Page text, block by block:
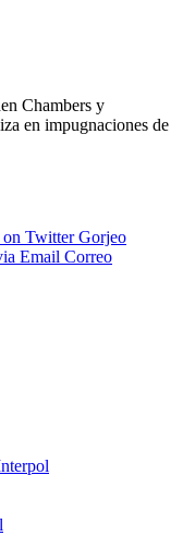
Chambers y
en impugnaciones de
Gorjeo
Correo